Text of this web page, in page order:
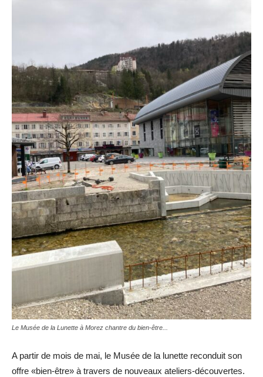
Le Musée de la Lunette à Morez chantre du bien-être...
A partir de mois de mai, le Musée de la lunette reconduit son
offre «bien-être» à travers de nouveaux ateliers-découvertes.